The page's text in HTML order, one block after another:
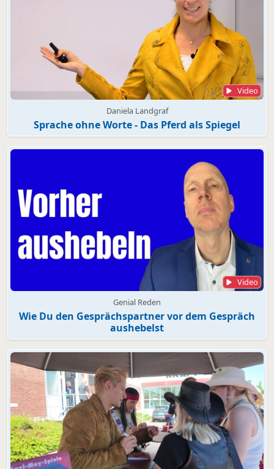
Video
Daniela Landgraf
Sprache ohne Worte - Das Pferd als Spiegel
Video
Genial Reden
Wie Du den Gesprächspartner vor dem Gespräch
aushebelst